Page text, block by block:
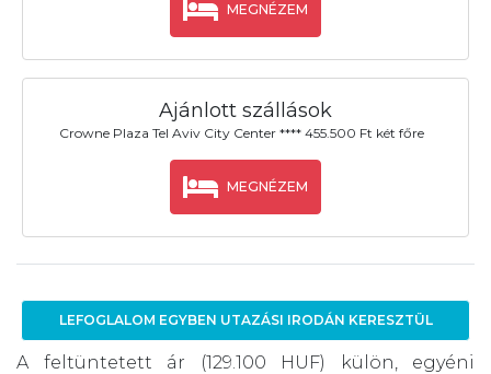
MEGNÉZEM
Ajánlott szállások
Crowne Plaza Tel Aviv City Center **** 455.500 Ft két főre
MEGNÉZEM
LEFOGLALOM EGYBEN UTAZÁSI IRODÁN KERESZTÜL
A feltüntetett ár (129.100 HUF) külön, egyéni